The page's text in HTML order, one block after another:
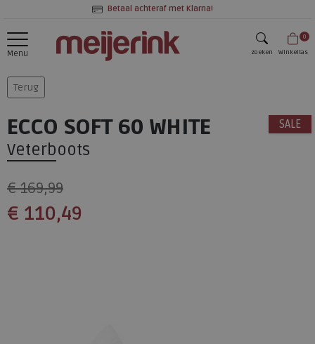
Betaal achteraf met Klarna!
Menu zoeken
0
Winkeltas
Terug
SALE
ECCO SOFT 60 WHITE
Veterboots
€ 169,99
€ 110,49